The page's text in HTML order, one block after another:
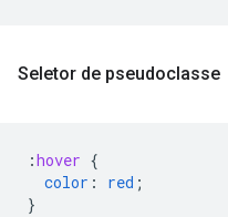
Seletor de pseudoclasse
:hover {
color : red ;
}